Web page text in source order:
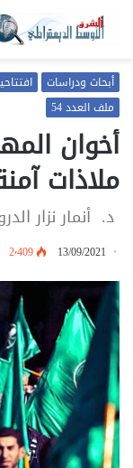
أبحاث ودراسات
ملف العدد 54
أخوان
ملاذات
د. أنمار نزار
13/09/2021 2٬409